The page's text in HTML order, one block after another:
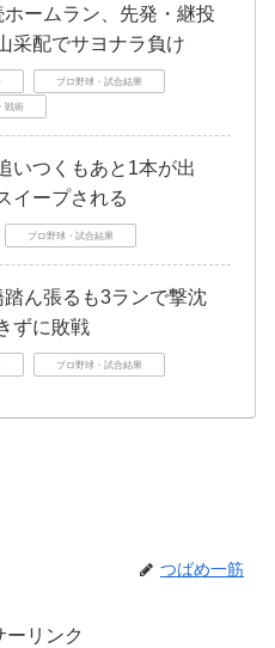
ームラン、先発・継投
采配でサヨナラ負け
プロ野球・試合結果
戦術
いつくもあと1本が出
イープされる
プロ野球・試合結果
踏ん張るも3ランで撃沈
ずに敗戦
プロ野球・試合結果
つばめ一筋
ーリンク